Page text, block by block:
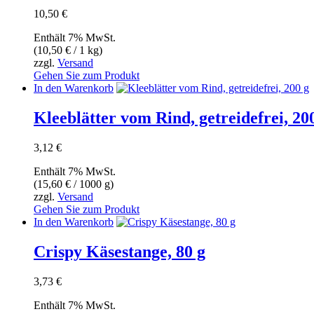
10,50 €
Enthält 7% MwSt.
(10,50 € / 1 kg)
zzgl. Versand
Gehen Sie zum Produkt
In den Warenkorb
Kleeblätter vom Rind, getreidefrei,
3,12 €
Enthält 7% MwSt.
(15,60 € / 1000 g)
zzgl. Versand
Gehen Sie zum Produkt
In den Warenkorb
Crispy Käsestange, 80 g
3,73 €
Enthält 7% MwSt.